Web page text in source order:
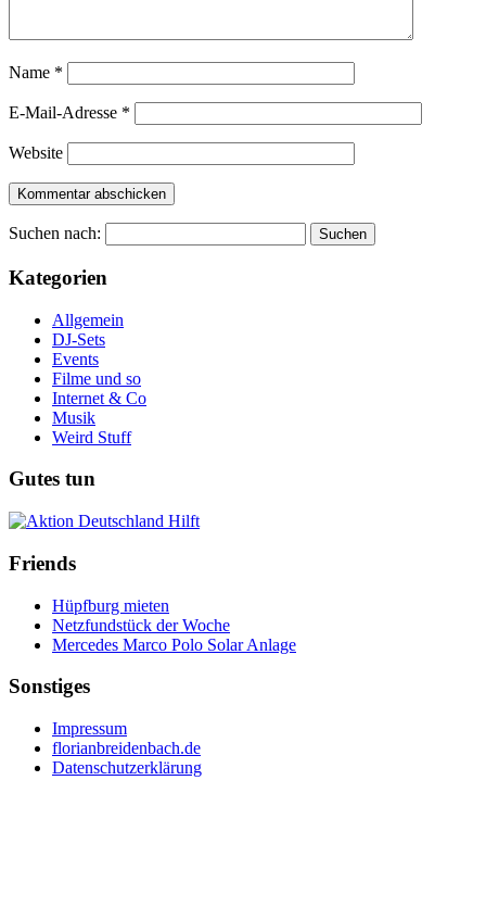
Name *
E-Mail-Adresse *
Website
Suchen nach:
Kategorien
Allgemein
DJ-Sets
Events
Filme und so
Internet & Co
Musik
Weird Stuff
Gutes tun
Friends
Hüpfburg mieten
Netzfundstück der Woche
Mercedes Marco Polo Solar Anlage
Sonstiges
Impressum
florianbreidenbach.de
Datenschutzerklärung